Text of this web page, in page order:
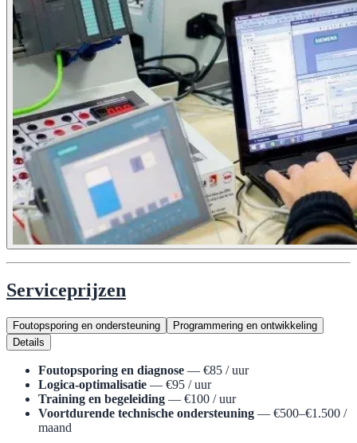
Serviceprijzen
Foutopsporing en ondersteuning
Programmering en ontwikkeling
Details
Foutopsporing en diagnose — €85 / uur
Logica-optimalisatie — €95 / uur
Training en begeleiding — €100 / uur
Voortdurende technische ondersteuning — €500–€1.500 /
maand